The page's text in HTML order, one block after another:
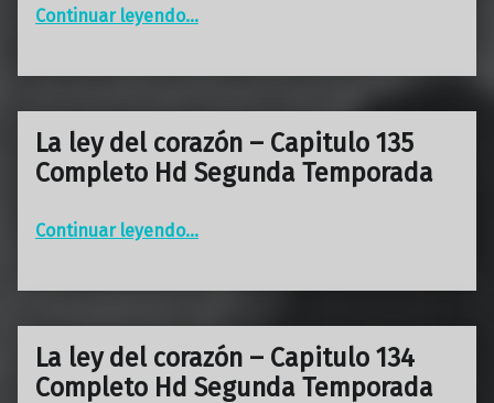
Continuar leyendo“La ley del corazón – Capitulo 136 Completo Hd Segunda Temporada”
…
La ley del corazón – Capitulo 135
Completo Hd Segunda Temporada
Continuar leyendo“La ley del corazón – Capitulo 135 Completo Hd Segunda Temporada”
…
La ley del corazón – Capitulo 134
Completo Hd Segunda Temporada